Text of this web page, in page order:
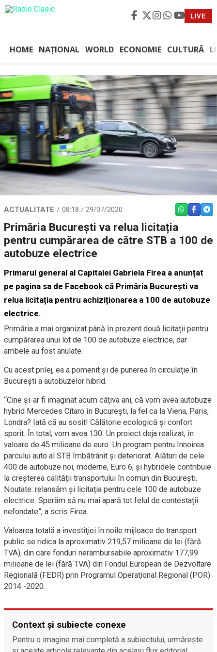
LIVE
HOME NAȚIONAL WORLD ECONOMIE CULTURĂ
ACTUALITATE 08:18 / 29/07/2020 WHATSAPP
Primăria București va relua licitația
pentru cumpărarea de către STB a 100 de
autobuze electrice
Primarul general al Capitalei Gabriela Firea a anunțat
pe pagina sa de Facebook că Primăria București va
relua licitația pentru achiziționarea a 100 de autobuze
electrice.
Primăria a mai organizat până în prezent două licitații pentru
cumpărarea unui lot de 100 de autobuze electrice, dar
ambele au fost anulate.
Cu acest prilej, ea a pomenit și de punerea în circulație în
București a autobuzelor hibrid.
“Cine și-ar fi imaginat acum câțiva ani, că vom avea autobuze
hybrid Mercedes Citaro în București, la fel ca la Viena, Paris,
Londra? Iată că au sosit! Călătorie ecologică și confort
sporit. În total, vom avea 130. Un proiect deja realizat, în
valoare de 45 milioane de euro. Un program pentru înnoirea
parcului auto al STB îmbătrânit și deteriorat. Alături de cele
400 de autobuze noi, moderne, Euro 6, și hybridele contribuie
la creșterea calității transportului în comun din București.
Noutate: relansăm și licitația pentru cele 100 de autobuze
electrice. Sperăm să nu mai apară tot felul de contestații
nefondate”, a scris Firea.
Valoarea totală a investiţiei în noile mijloace de transport
public se ridica la aproximativ 219,57 milioane de lei (fără
TVA), din care fonduri nerambursabile aproximativ 177,99
milioane de lei (fără TVA) din Fondul European de Dezvoltare
Regională (FEDR) prin Programul Operaţional Regional (POR)
2014 -2020.
Context și subiecte conexe
Pentru o imagine mai completă a subiectului, urmărește